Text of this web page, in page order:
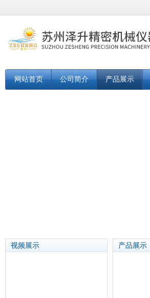
网站首页 公司简介 产品展示
视频展示 产品展示